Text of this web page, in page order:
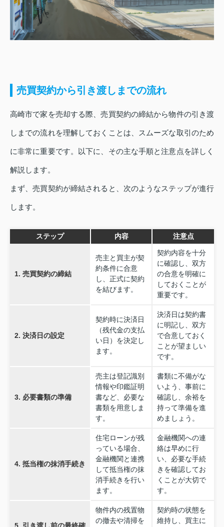
売買契約から引き渡しまでの流れ
高崎市で家を売却する際、売買契約の締結から物件の引き渡
しまでの流れを理解しておくことは、スムーズな取引のため
に非常に重要です。以下に、その主な手順と注意点を詳しく
解説します。
まず、売買契約が締結されると、次のようなステップが進行
します。
ステップ 内容 注意点
1. 売買契約の締結
売主と買主が契
約条件に合意
し、正式に契約
を結びます。
契約内容を十分
に確認し、双方
の合意を明確に
しておくことが
重要です。
2. 決済日の設定
契約時に決済日
（残代金の支払
い日）を決定し
ます。
決済日は契約書
に明記し、双方
で合意しておく
ことが望ましい
です。
3. 必要書類の準備
売主は登記識別
情報や印鑑証明
書など、必要な
書類を用意しま
す。
書類に不備がな
いよう、事前に
確認し、余裕を
持って準備を進
めましょう。
4. 抵当権の抹消手続き
住宅ローンが残
っている場合、
金融機関と連携
して抵当権の抹
消手続きを行い
ます。
金融機関への連
絡は早めに行
い、必要な手続
きを確認してお
くことが大切で
す。
物件内の残置物
の撤去や清掃を
契約時の状態を
維持し、買主に